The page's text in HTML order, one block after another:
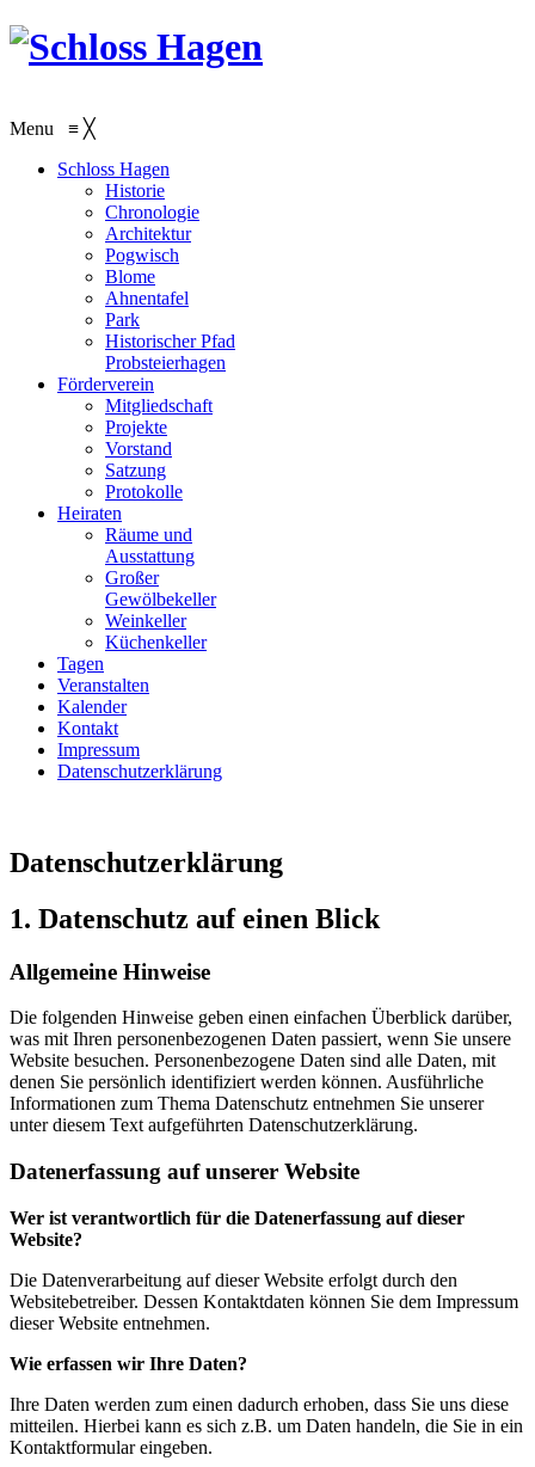
Menu ≡ ╳
Schloss Hagen
Historie
Chronologie
Architektur
Pogwisch
Blome
Ahnentafel
Park
Historischer Pfad
Probsteierhagen
Förderverein
Mitgliedschaft
Projekte
Vorstand
Satzung
Protokolle
Heiraten
Räume und
Ausstattung
Großer
Gewölbekeller
Weinkeller
Küchenkeller
Tagen
Veranstalten
Kalender
Kontakt
Impressum
Datenschutzerklärung
Datenschutzerklärung
1. Datenschutz auf einen Blick
Allgemeine Hinweise
Die folgenden Hinweise geben einen einfachen Überblick darüber,
was mit Ihren personenbezogenen Daten passiert, wenn Sie unsere
Website besuchen. Personenbezogene Daten sind alle Daten, mit
denen Sie persönlich identifiziert werden können. Ausführliche
Informationen zum Thema Datenschutz entnehmen Sie unserer
unter diesem Text aufgeführten Datenschutzerklärung.
Datenerfassung auf unserer Website
Wer ist verantwortlich für die Datenerfassung auf dieser
Website?
Die Datenverarbeitung auf dieser Website erfolgt durch den
Websitebetreiber. Dessen Kontaktdaten können Sie dem Impressum
dieser Website entnehmen.
Wie erfassen wir Ihre Daten?
Ihre Daten werden zum einen dadurch erhoben, dass Sie uns diese
mitteilen. Hierbei kann es sich z.B. um Daten handeln, die Sie in ein
Kontaktformular eingeben.